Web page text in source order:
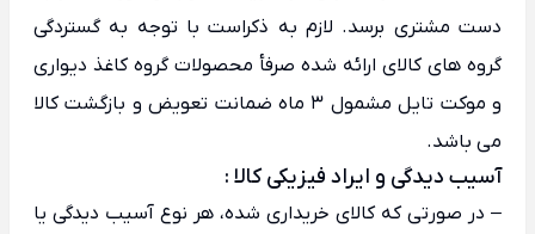
دست مشتری برسد. لازم به ذکراست با توجه به گستردگی
گروه های کالای ارائه شده صرفأ محصولات گروه کاغذ دیواری
و موکت تایل مشمول 3 ماه ضمانت تعویض و بازگشت کالا
می باشد.
آسیب دیدگی و ایراد فیزیکی کالا :
– در صورتی که کالای خریداری شده، هر نوع آسیب دیدگی یا